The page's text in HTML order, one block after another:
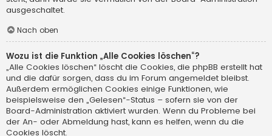
ausgeschaltet.
Nach oben
Wozu ist die Funktion „Alle Cookies löschen“?
„Alle Cookies löschen“ löscht die Cookies, die phpBB erstellt hat
und die dafür sorgen, dass du im Forum angemeldet bleibst.
Außerdem ermöglichen Cookies einige Funktionen, wie
beispielsweise den „Gelesen“-Status – sofern sie von der
Board-Administration aktiviert wurden. Wenn du Probleme bei
der An- oder Abmeldung hast, kann es helfen, wenn du die
Cookies löscht.